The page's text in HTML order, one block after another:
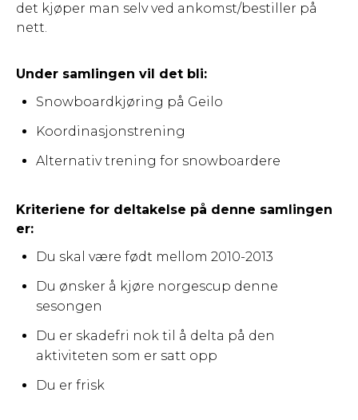
det kjøper man selv ved ankomst/bestiller på
nett.
Under samlingen vil det bli:
Snowboardkjøring på Geilo
Koordinasjonstrening
Alternativ trening for snowboardere
Kriteriene for deltakelse på denne samlingen
er:
Du skal være født mellom 2010-2013
Du ønsker å kjøre norgescup denne
sesongen
Du er skadefri nok til å delta på den
aktiviteten som er satt opp
Du er frisk